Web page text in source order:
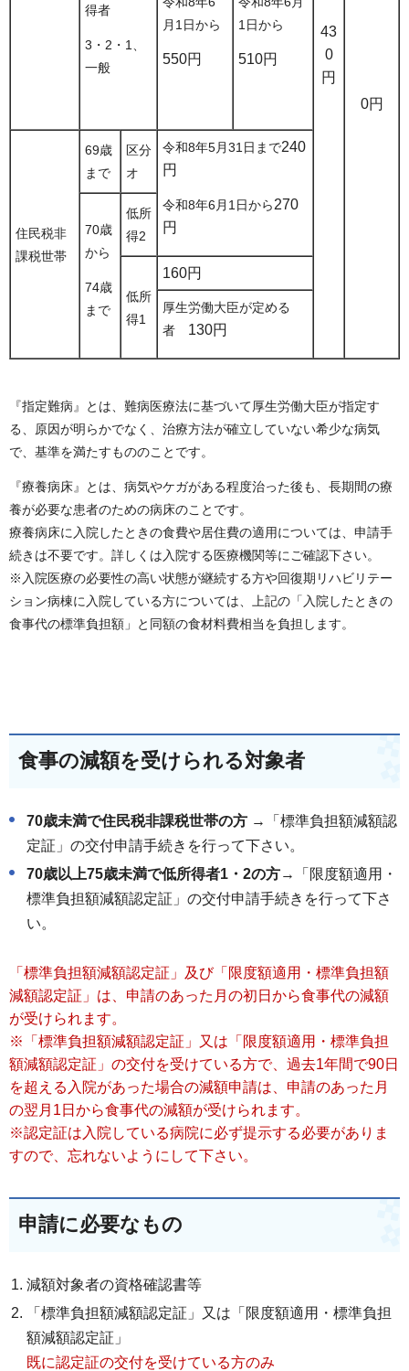
得者
3・2・1、
一般
43
0
円
月1日から
550円
1日から
510円
0円
住民税非
課税世帯
69歳
まで
区分
オ
令和8年5月31日まで240
円
令和8年6月1日から 270
円
70歳
から
74歳
まで
低所
得2
低所
得1
160円
厚生労働大臣が定める
者 130円
『指定難病』とは、難病医療法に基づいて厚生労働大臣が指定す
る、原因が明らかでなく、治療方法が確立していない希少な病気
で、基準を満たすもののことです。
『療養病床』とは、病気やケガがある程度治った後も、長期間の療
養が必要な患者のための病床のことです。
療養病床に入院したときの食費や居住費の適用については、申請手
続きは不要です。詳しくは入院する医療機関等にご確認下さい。
※入院医療の必要性の高い状態が継続する方や回復期リハビリテー
ション病棟に入院している方については、上記の「入院したときの
食事代の標準負担額」と同額の食材料費相当を負担します。
食事の減額を受けられる対象者
70歳未満で住民税非課税世帯の方 →「標準負担額減額認
定証」の交付申請手続きを行って下さい。
70歳以上75歳未満で低所得者1・2の方→「限度額適用・
標準負担額減額認定証」の交付申請手続きを行って下さ
い。
「標準負担額減額認定証」及び「限度額適用・標準負担額
減額認定証」は、申請のあった月の初日から食事代の減額
が受けられます。
※「標準負担額減額認定証」又は「限度額適用・標準負担
額減額認定証」の交付を受けている方で、過去1年間で90日
を超える入院があった場合の減額申請は、申請のあった月
の翌月1日から食事代の減額が受けられます。
※認定証は入院している病院に必ず提示する必要がありま
すので、忘れないようにして下さい。
申請に必要なもの
減額対象者の資格確認書等
「標準負担額減額認定証」又は「限度額適用・標準負担
額減額認定証」
既に認定証の交付を受けている方のみ